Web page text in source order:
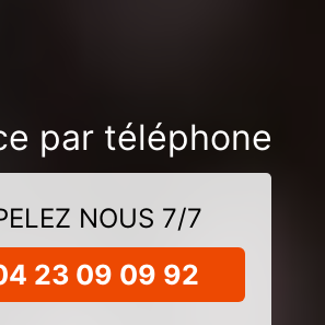
par téléphone
NOUS 7/7
23 09 09 92